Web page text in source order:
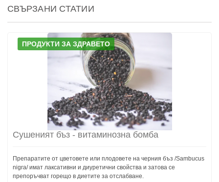
СВЪРЗАНИ СТАТИИ
ПРОДУКТИ ЗА ЗДРАВЕТО
Сушеният бъз - витаминозна бомба
Препаратите от цветовете или плодовете на черния бъз /Sambucus
nigra/ имат лаксативни и диуретични свойства и затова се
препоръчват горещо в диетите за отслабване.